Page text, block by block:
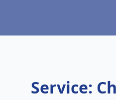
Service: